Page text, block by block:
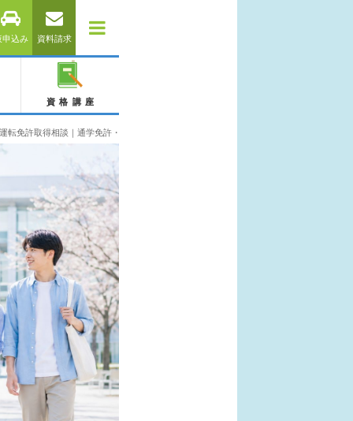
申込み 資料請求
資格講座
転免許取得相談｜通学免許・合宿免許